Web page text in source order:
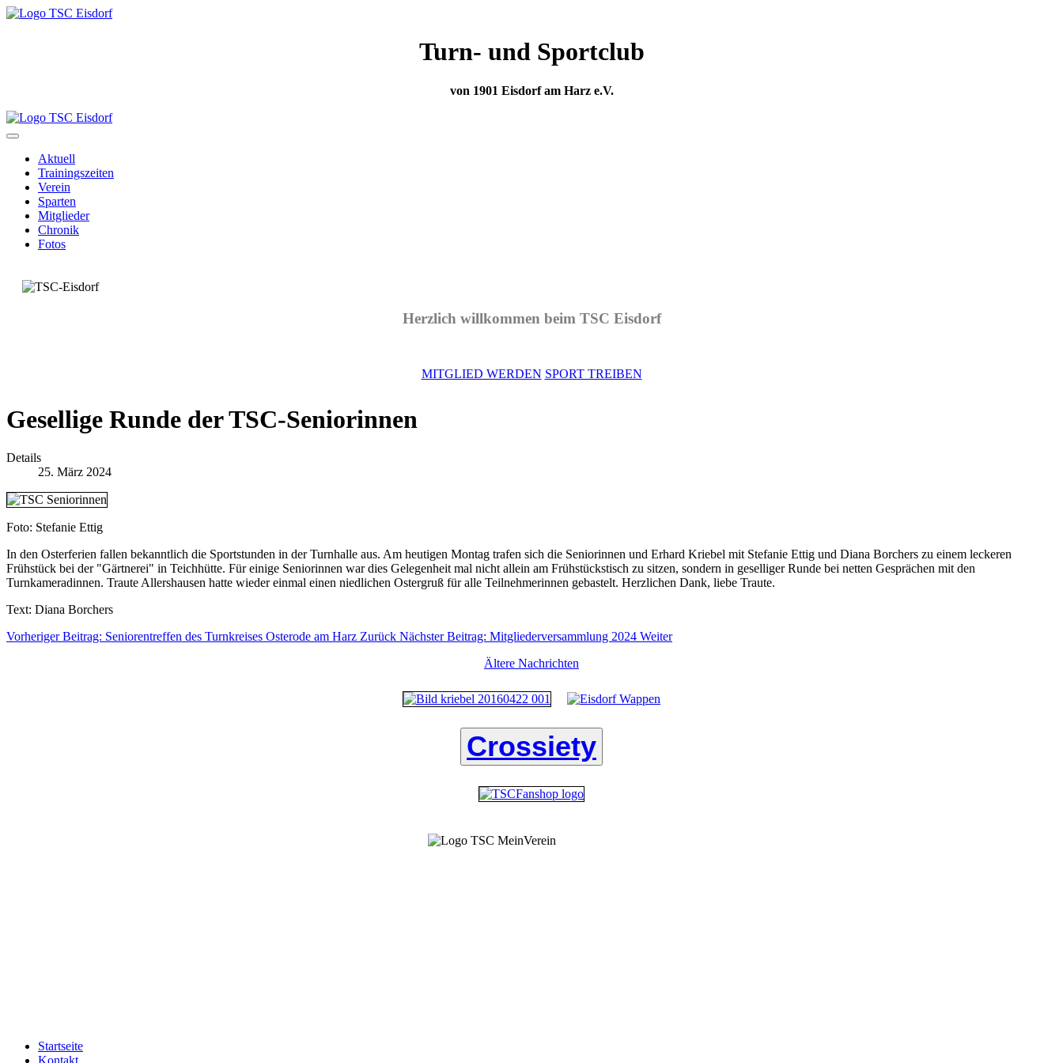
Turn- und Sportclub
von 1901 Eisdorf am Harz e.V.
Aktuell
Trainingszeiten
Verein
Sparten
Mitglieder
Chronik
Fotos
Herzlich willkommen beim TSC Eisdorf
MITGLIED WERDEN SPORT TREIBEN
Gesellige Runde der TSC-Seniorinnen
Details
25. März 2024
Foto: Stefanie Ettig
In den Osterferien fallen bekanntlich die Sportstunden in der Turnhalle aus. Am heutigen Montag trafen sich die Seniorinnen und Erhard Kriebel mit Stefanie Ettig und Diana Borchers zu einem leckeren
Frühstück bei der "Gärtnerei" in Teichhütte. Für einige Seniorinnen war dies Gelegenheit mal nicht allein am Frühstückstisch zu sitzen, sondern in geselliger Runde bei netten Gesprächen mit den
Turnkameradinnen. Traute Allershausen hatte wieder einmal einen niedlichen Ostergruß für alle Teilnehmerinnen gebastelt. Herzlichen Dank, liebe Traute.
Text: Diana Borchers
Vorheriger Beitrag: Seniorentreffen des Turnkreises Osterode am Harz Zurück Nächster Beitrag: Mitgliederversammlung 2024 Weiter
Ältere Nachrichten
Crossiety
Startseite